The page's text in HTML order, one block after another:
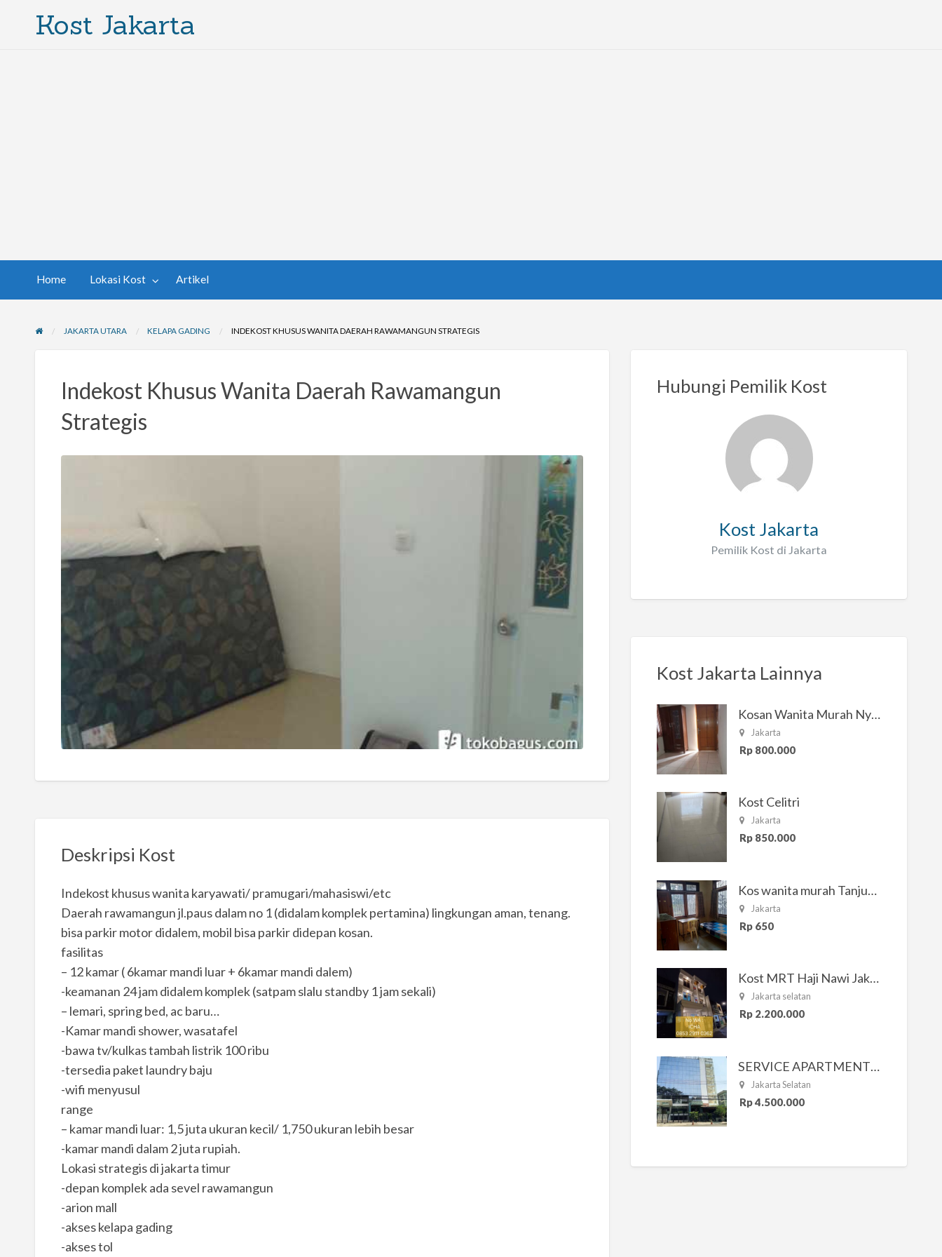
Kost Jakarta
Home Lokasi Kost Artikel
JAKARTA UTARA KELAPA GADING INDEKOST KHUSUS WANITA DAERAH RAWAMANGUN STRATEGIS
Indekost Khusus Wanita Daerah Rawamangun
Strategis
Deskripsi Kost
Indekost khusus wanita karyawati/ pramugari/mahasiswi/etc
Daerah rawamangun jl.paus dalam no 1 (didalam komplek pertamina) lingkungan aman, tenang.
bisa parkir motor didalem, mobil bisa parkir didepan kosan.
fasilitas
– 12 kamar ( 6kamar mandi luar + 6kamar mandi dalem)
-keamanan 24 jam didalem komplek (satpam slalu standby 1 jam sekali)
– lemari, spring bed, ac baru…
-Kamar mandi shower, wasatafel
-bawa tv/kulkas tambah listrik 100 ribu
-tersedia paket laundry baju
-wifi menyusul
range
– kamar mandi luar: 1,5 juta ukuran kecil/ 1,750 ukuran lebih besar
-kamar mandi dalam 2 juta rupiah.
Lokasi strategis di jakarta timur
-depan komplek ada sevel rawamangun
-arion mall
-akses kelapa gading
-akses tol
Hubungi Pemilik Kost
Kost Jakarta
Pemilik Kost di Jakarta
Kost Jakarta Lainnya
Kosan Wanita Murah Nyaman di Jakarta Selatan
Jakarta
Rp 800.000
Kost Celitri
Jakarta
Rp 850.000
Kos wanita murah Tanjung Duren Jakarta Barat
Jakarta
Rp 650
Kost MRT Haji Nawi Jakarta Selatan
Jakarta selatan
Rp 2.200.000
SERVICE APARTMENT SOUTH RESIDENCE
Jakarta Selatan
Rp 4.500.000